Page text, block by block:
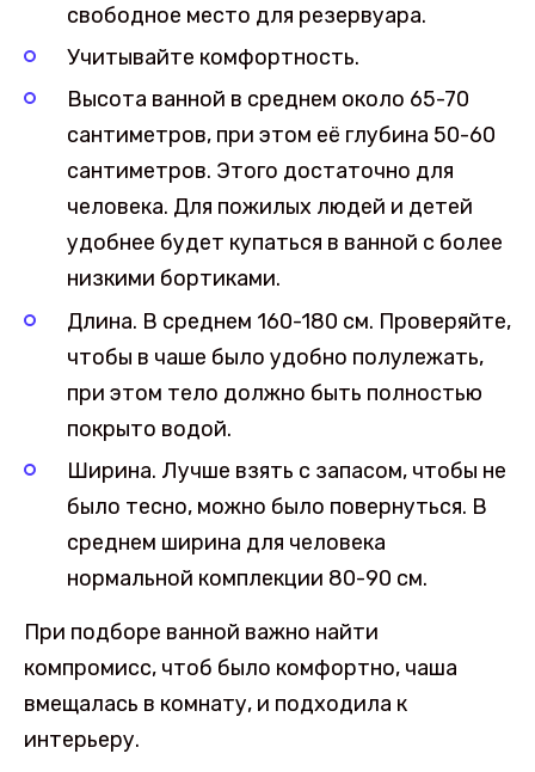
свободное место для резервуара.
Учитывайте комфортность.
Высота ванной в среднем около 65-70
сантиметров, при этом её глубина 50-60
сантиметров. Этого достаточно для
человека. Для пожилых людей и детей
удобнее будет купаться в ванной с более
низкими бортиками.
Длина. В среднем 160-180 см. Проверяйте,
чтобы в чаше было удобно полулежать,
при этом тело должно быть полностью
покрыто водой.
Ширина. Лучше взять с запасом, чтобы не
было тесно, можно было повернуться. В
среднем ширина для человека
нормальной комплекции 80-90 см.
При подборе ванной важно найти
компромисс, чтоб было комфортно, чаша
вмещалась в комнату, и подходила к
интерьеру.